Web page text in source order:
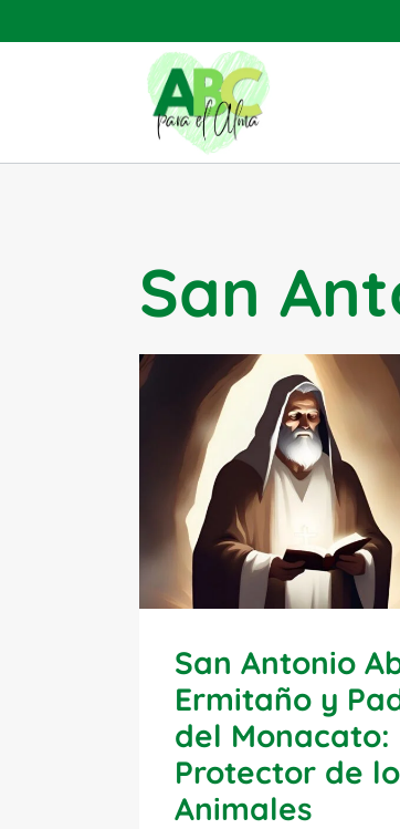
al
San
San Antonio
Ermitaño y
del Monacato:
Protector de
Animales